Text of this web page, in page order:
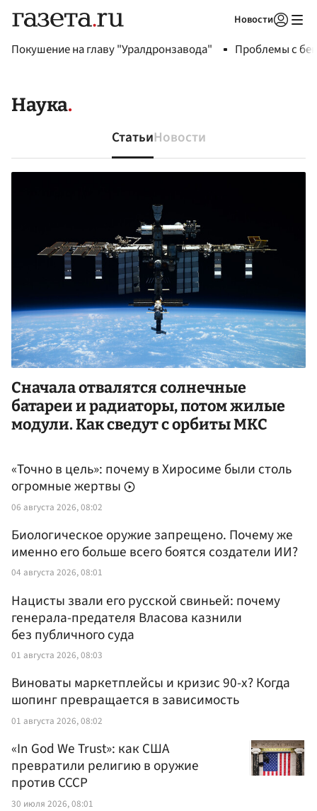
Новости
Покушение на главу "Уралдронзавода" Проблемы с
Наука
СтатьиНовости
Сначала отвалятся солнечные
батареи и радиаторы, потом жилые
модули. Как сведут с орбиты МКС
«Точно в цель»: почему в Хиросиме были столь
огромные жертвы
06 августа 2026, 08:02
Биологическое оружие запрещено. Почему же
именно его больше всего боятся создатели ИИ?
04 августа 2026, 08:01
Нацисты звали его русской свиньей: почему
генерала-предателя Власова казнили
без публичного суда
01 августа 2026, 08:03
Виноваты маркетплейсы и кризис 90-х? Когда
шопинг превращается в зависимость
01 августа 2026, 08:02
«In God We Trust»: как США
превратили религию в оружие
против СССР
30 июля 2026, 08:01